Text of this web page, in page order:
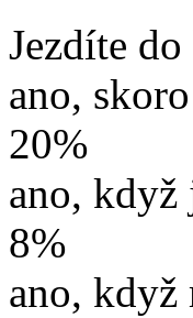
Jezdíte
ano,
20%
ano, když
8%
ano, když